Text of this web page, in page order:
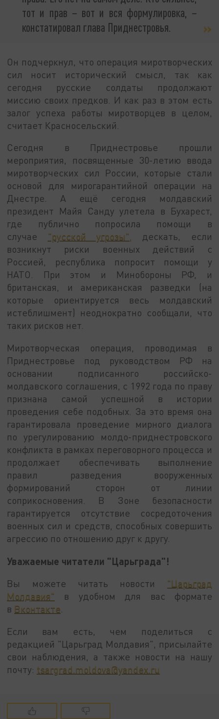
тот и прав – вот и вся формулировка, –
констатировал глава Приднестровья.
Он подчеркнул, что операция миротворческих
сил носит исторический смысл, так как
сегодня русские солдаты продолжают
миссию своих предков. И как раз в этом есть
залог успеха работы миротворцев в целом,
считает Красносельский.
Сегодня в Приднестровье прошли
мероприятия, посвященные 30-летию ввода
миротворческих сил России, которые стали
основой для мирогарантийной операции на
Днестре. А ещё сегодня молдавский
президент Майя Санду улетела в Бухарест,
где публично попросила помощи в
случае "русской угрозы", дескать, если
возникнут риски военных действий с
Россией, республика попросит помощи у
НАТО. При этом и Минобороны РФ, и
британская, и американская разведки (на
которые ориентируется весь молдавский
истеблишмент) неоднократно сообщали, что
таких рисков нет.
Миротворческая операция, проводимая в
Приднестровье под руководством РФ на
основании подписанного российско-
молдавского соглашения, с 1992 года по праву
признана самой успешной в истории
проведения себе подобных. За это время она
гарантировала проведение мирного диалога
по урегулированию молдо-приднестровского
конфликта в рамках переговорного процесса и
продолжает обеспечивать выполнение
правил разведения вооруженных
формирований сторон от линии
соприкосновения. В Зоне безопасности
гарантируется отсутствие сосредоточения
военных сил и средств, способных совершить
агрессию по отношению друг к другу.
Уважаемые читатели "Царьграда"!
Вы можете читать новости "Царьград
Молдавия" в удобном для вас формате
в Вконтакте
Если вам есть, чем поделиться с
редакцией "Царьград Молдавия", присылайте
свои наблюдения, а также новости на нашу
почту: tsargrad.moldova@yandex.ru